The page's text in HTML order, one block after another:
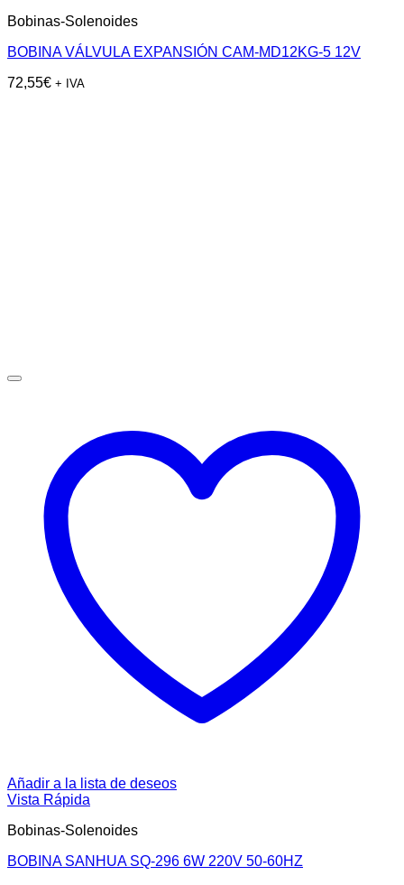
Bobinas-Solenoides
BOBINA VÁLVULA EXPANSIÓN CAM-MD12KG-5 12V
72,55€ + IVA
Añadir a la lista de deseos
Vista Rápida
Bobinas-Solenoides
BOBINA SANHUA SQ-296 6W 220V 50-60HZ